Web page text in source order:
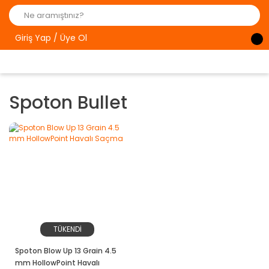
Giriş Yap / Üye Ol
Spoton Bullet
TÜKENDİ
Spoton Blow Up 13 Grain 4.5
mm HollowPoint Havalı